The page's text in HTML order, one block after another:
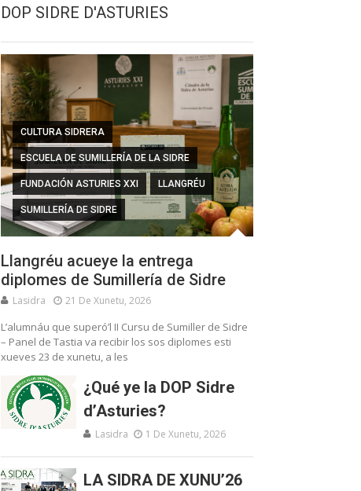
DOP SIDRE D'ASTURIES
CULTURA SIDRERA
ESCUELA DE SUMILLERÍA DE LA SIDRE
FUNDACIÓN ASTURIES XXI LLANGRÉU
SUMILLERÍA DE SIDRE
Llangréu acueye la entrega
diplomes de Sumillería de Sidre
Lasidra 21 De Xunetu, 2026
L’alumnáu que superó’l II Cursu de Sumiller de Sidre
– Panel de Tastia va recibir los sos diplomes esti
xueves 23 de xunetu, a les
¿Qué ye la DOP Sidre
d’Asturies?
Lasidra 1 De Xunetu, 2026
LA SIDRA DE XUNU’26